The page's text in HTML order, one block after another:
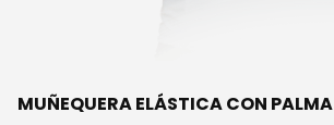
MUÑEQUERA ELÁSTICA CON PALMA